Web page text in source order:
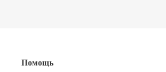
Помощь